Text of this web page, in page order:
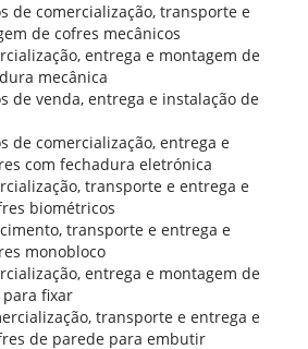
de comercialização, transporte e
de cofres mecânicos
entrega e montagem de
mecânica
de venda, entrega e instalação de
de comercialização, entrega e
com fechadura eletrónica
transporte e entrega e
biométricos
transporte e entrega e
monobloco
entrega e montagem de
fixar
transporte e entrega e
de parede para embutir